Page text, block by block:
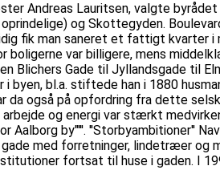
Andreas Lauritsen, valgte
og Skottegyden.
fik man saneret et fattigt kvarter
var billigere, mens
Blichers Gade til Jyllandsgade til
bl.a. stiftede han i 1880
også på opfordring fra dette
og energi var stærkt
by"'''. ''Storbyambitioner''
med forretninger, lindetræer
fortsat til huse i gaden. I